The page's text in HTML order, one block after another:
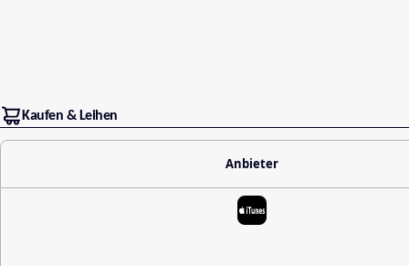
Kaufen & Leihen
Anbieter